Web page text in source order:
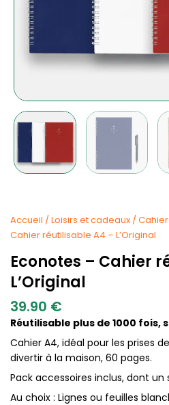
Accueil /Loisirs et cadeaux /
Cahier réutilisable A4 – L’Original
Econotes – Cahier
L’Original
39.90 €
Réutilisable plus de 1000
Cahier A4, idéal pour les prises
divertir à la maison, 60 pages.
Pack accessoires inclus, dont un
Au choix : Lignes ou feuilles